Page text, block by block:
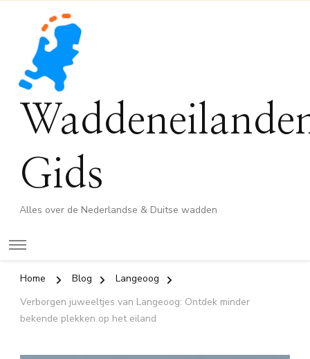
Gids
Alles over de Nederlandse & Duitse wadden
Home Blog
Langeoog
Verborgen juweeltjes van Langeoog: Ontdek minder
bekende plekken op het eiland